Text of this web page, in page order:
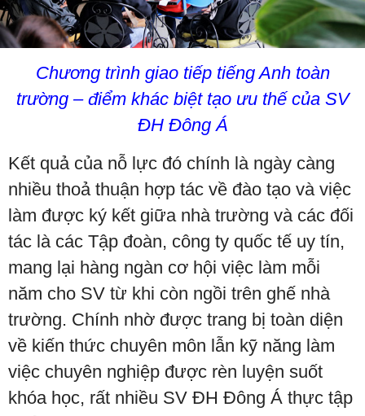
Chương trình giao tiếp tiếng Anh toàn
trường – điểm khác biệt tạo ưu thế của SV
ĐH Đông Á
Kết quả của nỗ lực đó chính là ngày càng
nhiều thoả thuận hợp tác về đào tạo và việc
làm được ký kết giữa nhà trường và các đối
tác là các Tập đoàn, công ty quốc tế uy tín,
mang lại hàng ngàn cơ hội việc làm mỗi
năm cho SV từ khi còn ngồi trên ghế nhà
trường. Chính nhờ được trang bị toàn diện
về kiến thức chuyên môn lẫn kỹ năng làm
việc chuyên nghiệp được rèn luyện suốt
khóa học, rất nhiều SV ĐH Đông Á thực tập